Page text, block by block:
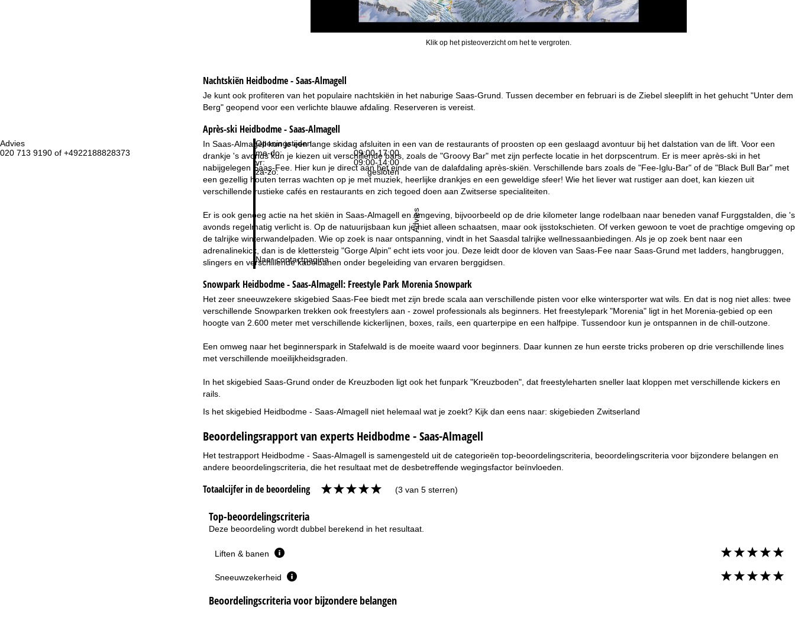
Advies
020 713 9190 of +4922188828373
Openingstijden
ma-do:
09:00-17:00
vr:
09:00-14:00
za-zo:
gesloten
Naar contactpagina
Advies
Klik op het pisteoverzicht om het te vergroten.
Nachtskiën Heidbodme - Saas-Almagell
Je kunt ook profiteren van het populaire nachtskiën in het naburige Saas-Grund. Tussen december en februari is de Ziebel sleeplift in het gehucht "Unter dem
Berg" geopend voor een verlichte blauwe afdaling. Reserveren is vereist.
Après-ski Heidbodme - Saas-Almagell
In Saas-Almagell kun je een lange skidag afsluiten in een van de restaurants of proosten op een geslaagd avontuur bij het dalstation van de lift. Voor een
drankje 's avonds kun je kiezen uit verschillende bars, zoals de "Groovy Bar" met zijn perfecte locatie in het dorpscentrum. Er is meer après-ski in het
nabijgelegen Saas-Fee. Hier kun je direct aan het einde van de dalafdaling après-skiën. Verschillende bars zoals de "Fee-Iglu-Bar" of de "Black Bull Bar" met
een gezellig houten terras wachten op je met muziek, heerlijke drankjes en een geweldige sfeer! Wie het liever wat rustiger aan doet, kan kiezen uit
verschillende rustieke cafés en restaurants en zich tegoed doen aan Zwitserse specialiteiten.
Er is ook genoeg actie na het skiën in Saas-Almagell en omgeving, bijvoorbeeld op de drie kilometer lange rodelbaan naar beneden vanaf Furggstalden, die 's
avonds regelmatig verlicht is. Op de natuurijsbaan kun je niet alleen schaatsen, maar ook ijsstokschieten. Of verken gewoon te voet de prachtige omgeving op
de talrijke winterwandelpaden. Wie op zoek is naar ontspanning, vindt in het Saasdal talrijke wellnessaanbiedingen. Als je op zoek bent naar een
adrenalinekick, dan is de klettersteig "Gorge Alpin" echt iets voor jou. Deze leidt door de kloven van Saas-Fee naar Saas-Grund met ladders, hangbruggen,
slingers en verschillende kabelbanen onder begeleiding van ervaren berggidsen.
Snowpark Heidbodme - Saas-Almagell: Freestyle Park Morenia Snowpark
Het zeer sneeuwzekere skigebied Saas-Fee biedt met zijn brede scala aan verschillende pisten voor elke wintersporter wat wils. En dat is nog niet alles: twee
verschillende Snowparken trekken ook freestylers aan - zowel professionals als beginners. Het freestylepark "Morenia" ligt in het Morenia-gebied op een
hoogte van 2.600 meter met verschillende kickerlijnen, boxes, rails, een quarterpipe en een halfpipe. Tussendoor kun je ontspannen in de chill-outzone.
Een omweg naar het beginnerspark in Stafelwald is de moeite waard voor beginners. Daar kunnen ze hun eerste tricks proberen op drie verschillende lines
met verschillende moeilijkheidsgraden.
In het skigebied Saas-Grund onder de Kreuzboden ligt ook het funpark "Kreuzboden", dat freestyleharten sneller laat kloppen met verschillende kickers en
rails.
Is het skigebied Heidbodme - Saas-Almagell niet helemaal wat je zoekt? Kijk dan eens naar: skigebieden Zwitserland
Beoordelingsrapport van experts Heidbodme - Saas-Almagell
Het testrapport Heidbodme - Saas-Almagell is samengesteld uit de categorieën top-beoordelingscriteria, beoordelingscriteria voor bijzondere belangen en
andere beoordelingscriteria, die het resultaat met de desbetreffende wegingsfactor beïnvloeden.
Totaalcijfer in de beoordeling (3 van 5 sterren)
Top-beoordelingscriteria
Deze beoordeling wordt dubbel berekend in het resultaat.
Liften & banen
Sneeuwzekerheid
Beoordelingscriteria voor bijzondere belangen